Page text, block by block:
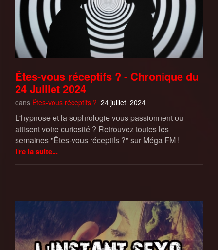
Êtes-vous réceptifs ? - Chronique du
24 Juillet 2024
dans Êtes-vous réceptifs ? 24 juillet, 2024
L'hypnose et la sophrologie vous passionnent ou
attisent votre curiosité ? Retrouvez toutes les
semaines "Êtes-vous réceptifs ?" sur Méga FM !
lire la suite...